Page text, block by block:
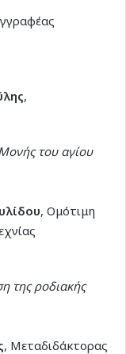
,
του αγίου
, Ομότιμη
της ροδιακής
, Μεταδιδάκτορας